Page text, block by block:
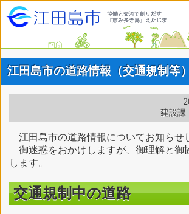
江田島市の道路情報（交通規制等
建設課
江田島市の道路情報についてお知らせ
御迷惑をおかけしますが、御理解と御
します。
交通規制中の道路